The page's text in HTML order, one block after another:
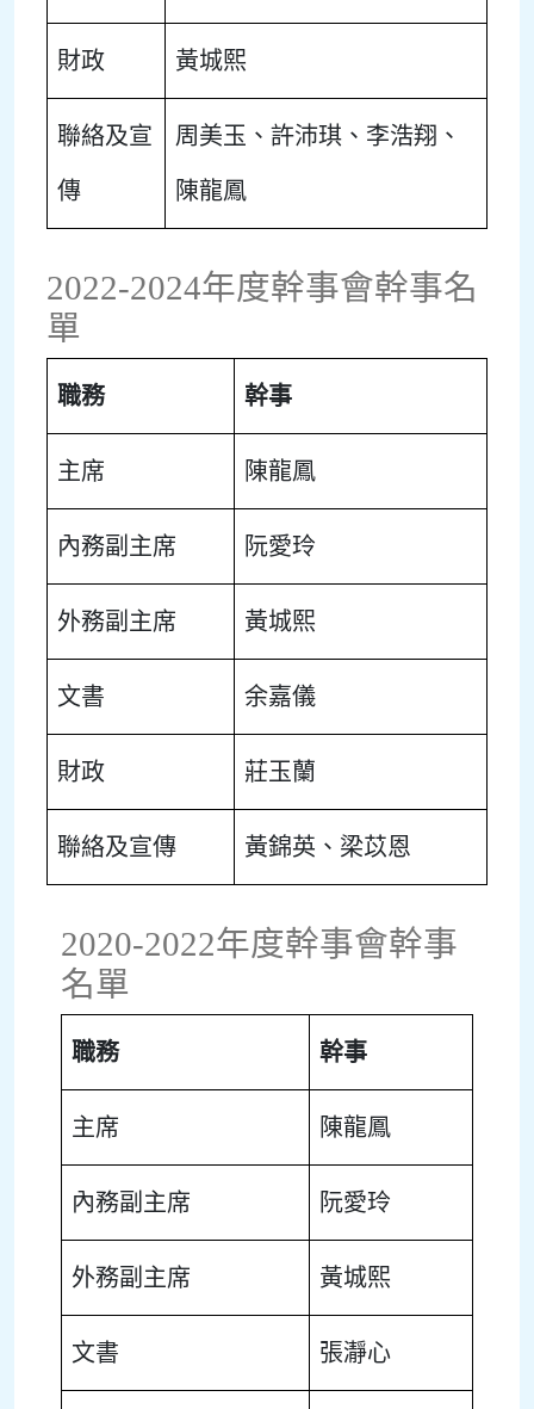
財政 黃城熙
聯絡及宣
傳
周美玉、許沛琪、李浩翔、
陳龍鳳
2022-2024年度幹事會幹事名
單
職務 幹事
主席 陳龍鳳
內務副主席 阮愛玲
外務副主席 黃城熙
文書 余嘉儀
財政 莊玉蘭
聯絡及宣傳 黃錦英、梁苡恩
2020-2022年度幹事會幹事
名單
職務 幹事
主席 陳龍鳳
內務副主席 阮愛玲
外務副主席 黃城熙
文書 張瀞心